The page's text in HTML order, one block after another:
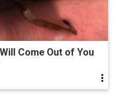
Come Out of You